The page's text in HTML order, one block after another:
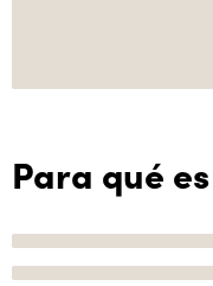
Para qué